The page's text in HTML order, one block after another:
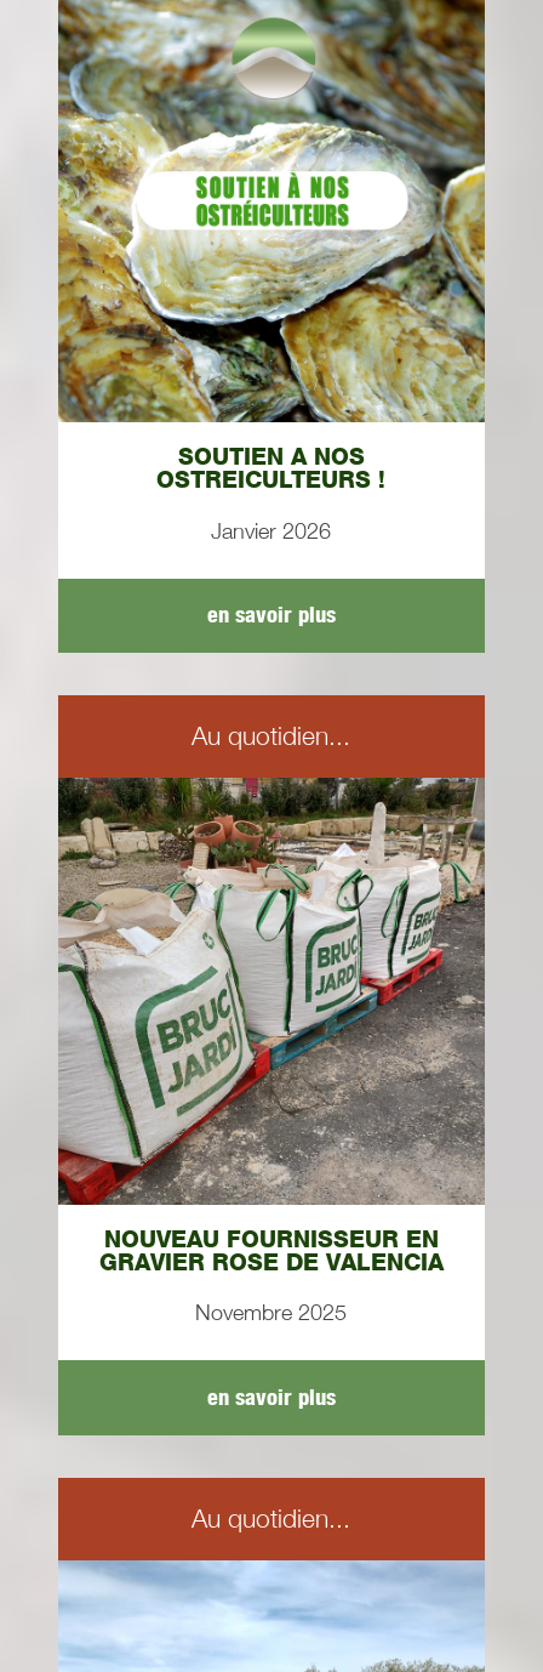
SOUTIEN A NOS
OSTREICULTEURS !
Janvier 2026
en savoir plus
Au quotidien...
NOUVEAU FOURNISSEUR EN
GRAVIER ROSE DE VALENCIA
Novembre 2025
en savoir plus
Au quotidien...